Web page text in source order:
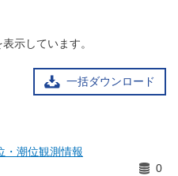
示しています。
一括ダウンロード
潮位観測情報
0